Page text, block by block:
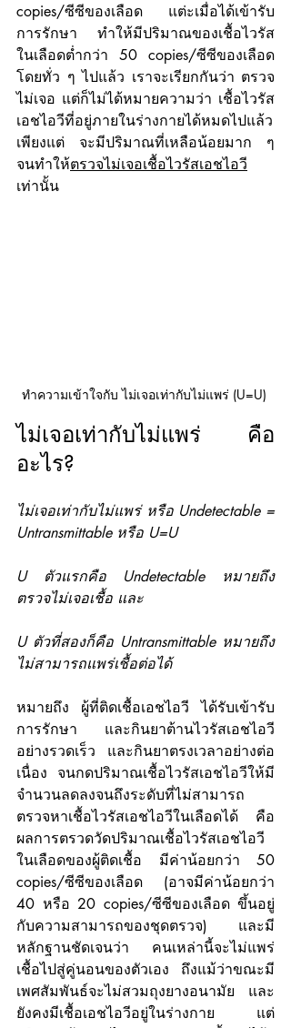
copies/ซีซีของเลือด แต่ะเมื่อได้เข้ารับ
การรักษา ทำให้มีปริมาณของเชื้อไวรัส
ในเลือดต่ำกว่า 50 copies/ซีซีของเลือด
โดยทั่ว ๆ ไปแล้ว เราจะเรียกกันว่า ตรวจ
ไม่เจอ แต่ก็ไม่ได้หมายความว่า เชื้อไวรัส
เอชไอวีที่อยู่ภายในร่างกายได้หมดไปแล้ว
เพียงแต่ จะมีปริมาณที่เหลือน้อยมาก ๆ
จนทำให้ตรวจไม่เจอเชื้อไวรัสเอชไอวี
เท่านั้น
ทำความเข้าใจกับ ไม่เจอเท่ากับไม่แพร่ (U=U)
ไม่เจอเท่ากับไม่แพร่ คือ
อะไร?
ไม่เจอเท่ากับไม่แพร่ หรือ Undetectable =
Untransmittable หรือ U=U
U ตัวแรกคือ Undetectable หมายถึง
ตรวจไม่เจอเชื้อ และ
U ตัวที่สองก็คือ Untransmittable หมายถึง
ไม่สามารถแพร่เชื้อต่อได้
หมายถึง ผู้ที่ติดเชื้อเอชไอวี ได้รับเข้ารับ
การรักษา และกินยาต้านไวรัสเอชไอวี
อย่างรวดเร็ว และกินยาตรงเวลาอย่างต่อ
เนื่อง จนกดปริมาณเชื้อไวรัสเอชไอวีให้มี
จำนวนลดลงจนถึงระดับที่ไม่สามารถ
ตรวจหาเชื้อไวรัสเอชไอวีในเลือดได้ คือ
ผลการตรวดวัดปริมาณเชื้อไวรัสเอชไอวี
ในเลือดของผู้ติดเชื้อ มีค่าน้อยกว่า 50
copies/ซีซีของเลือด (อาจมีค่าน้อยกว่า
40 หรือ 20 copies/ซีซีของเลือด ขึ้นอยู่
กับความสามารถของชุดตรวจ)  และมี
หลักฐานชัดเจนว่า คนเหล่านี้จะไม่แพร่
เชื้อไปสู่คู่นอนของตัวเอง ถึงแม้ว่าขณะมี
เพศสัมพันธ์จะไม่สวมถุงยางอนามัย และ
ยังคงมีเชื้อเอชไอวีอยู่ในร่างกาย แต่